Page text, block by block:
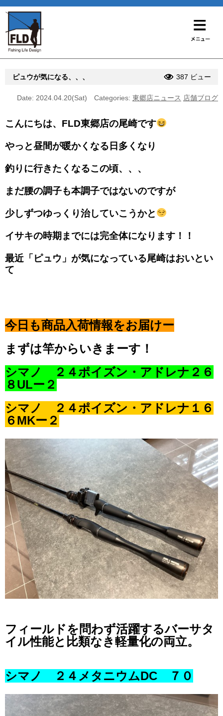
ピュウが気になる、、、 387 ビュー
Date: 2024.04.20(Sat) Categories: 東郷店ニュース 店舗ブログ
こんにちは、FLD東郷店の尾崎です
やっと昼間が暖かくなる日多くなり
釣りに行きたくなるこの頃、、、
まだ腰の調子も本調子ではないのですが
少しずつゆっくり治していこうかと
イサキの時期までには完全体になります！！
最近「ピュウ」が気になっている尾崎はおいとい
て
今日も商品入荷情報をお届けー
まずは竿からいきまーす！
シマノ ２４ポイズン・アドレナ２６
８ULー２
シマノ ２４ポイズン・アドレナ１６
６MKー２
フィールドを問わず活躍するバーサタ
イル性能と比類なき軽量化の両立。
シマノ ２４メタニウムDC ７０